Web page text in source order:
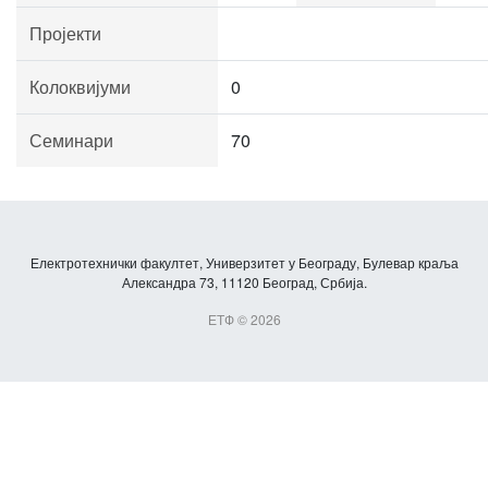
Пројекти
Колоквијуми 0
Семинари 70
Електротехнички факултет, Универзитет у Београду, Булевар краља
Александра 73, 11120 Београд, Србија.
ЕТФ © 2026